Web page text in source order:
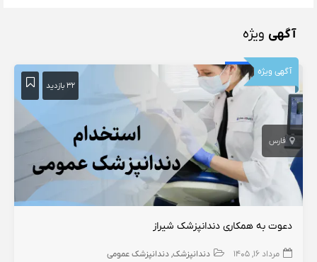
آگهی ویژه
آگهی ویژه
۳۲ بازدید
فارس
دعوت به همکاری دندانپزشک شیراز
مرداد ۱۶, ۱۴۰۵ دندانپزشک دندانپزشک عمومی